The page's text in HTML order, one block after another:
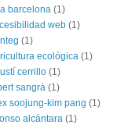
barcelona (1)
web (1)
(1)
ecológica (1)
cerrillo (1)
sangrà (1)
soojung-kim pang (1)
alcántara (1)